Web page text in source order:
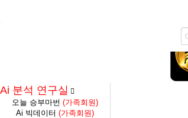
Ai 분석 연구실
오늘 승부마번(가족회원)
Ai 빅데이터(가족회원)